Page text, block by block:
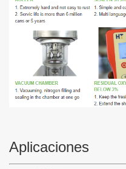
Aplicaciones